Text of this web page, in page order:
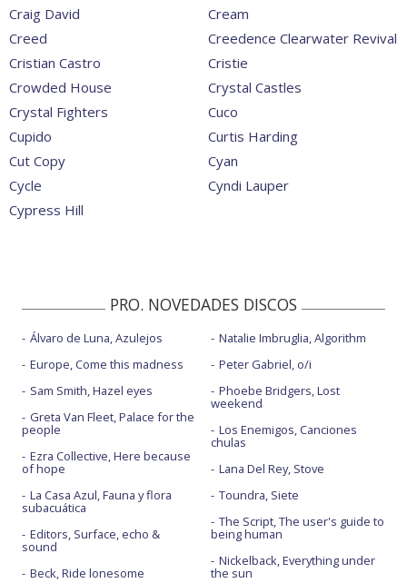
Craig David
Cream
Creed
Creedence Clearwater Revival
Cristian Castro
Cristie
Crowded House
Crystal Castles
Crystal Fighters
Cuco
Cupido
Curtis Harding
Cut Copy
Cyan
Cycle
Cyndi Lauper
Cypress Hill
PRO. NOVEDADES DISCOS
Álvaro de Luna, Azulejos
Europe, Come this madness
Sam Smith, Hazel eyes
Greta Van Fleet, Palace for the
people
Ezra Collective, Here because
of hope
La Casa Azul, Fauna y flora
subacuática
Editors, Surface, echo &
sound
Beck, Ride lonesome
Natalie Imbruglia, Algorithm
Peter Gabriel, o/i
Phoebe Bridgers, Lost
weekend
Los Enemigos, Canciones
chulas
Lana Del Rey, Stove
Toundra, Siete
The Script, The user's guide to
being human
Nickelback, Everything under
the sun